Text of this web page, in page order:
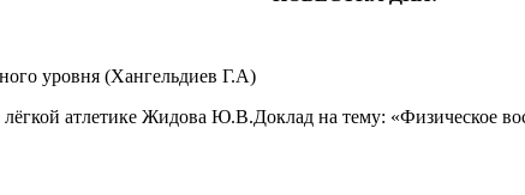
уровня (Хангельдиев Г.А)
атлетике Жидова Ю.В.Доклад на тему: «Физическое